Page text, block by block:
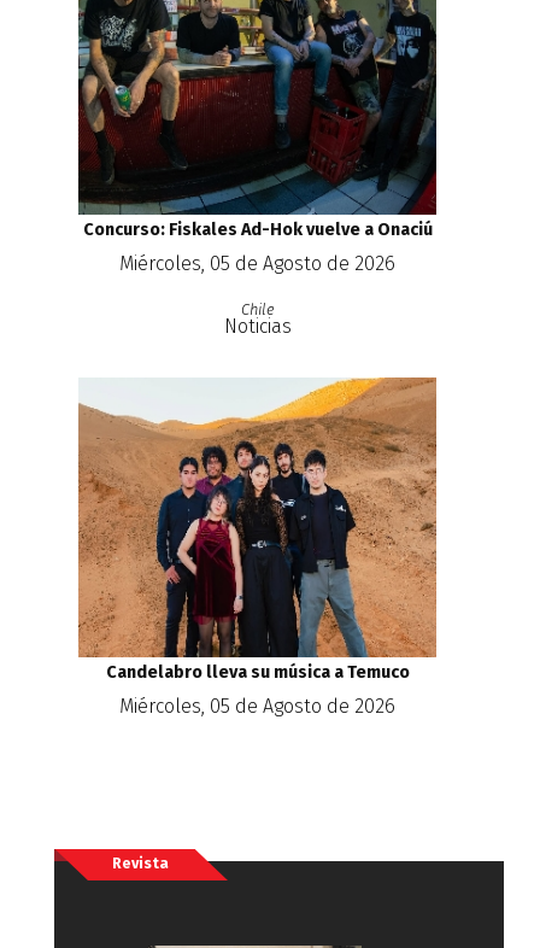
Concurso: Fiskales Ad-Hok vuelve a Onaciú
Miércoles, 05 de Agosto de 2026
Chile
Noticias
Candelabro lleva su música a Temuco
Miércoles, 05 de Agosto de 2026
Revista